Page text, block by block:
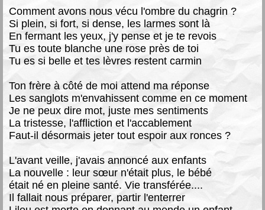
Comment avons nous vécu l'ombre du chagrin ?
Si plein, si fort, si dense, les larmes sont là
En fermant les yeux, j'y pense et je te revois
Tu es toute blanche une rose près de toi
Tu es si belle et tes lèvres restent carmin
Ton frère à côté de moi attend ma réponse
Les sanglots m'envahissent comme en ce moment
Je ne peux dire mot, juste mes sentiments
La tristesse, l'affliction et l'accablement
Faut-il désormais jeter tout espoir aux ronces ?
L'avant veille, j'avais annoncé aux enfants
La nouvelle : leur sœur n'était plus, le bébé
était né en pleine santé. Vie transférée....
Il fallait nous préparer, partir l'enterrer